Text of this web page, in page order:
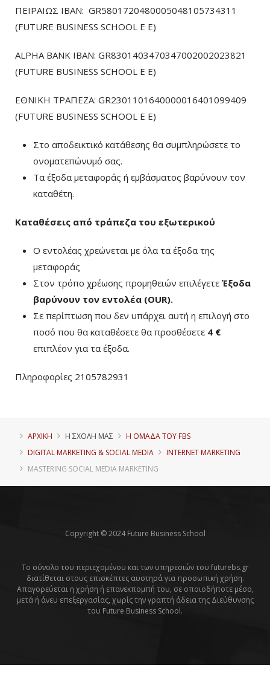
ΠΕΙΡΑΙΩΣ ΙΒΑΝ: GR5801720480005048105734311
(FUTURE BUSINESS SCHOOL E E)
ALPHA BANK IBAN: GR8301403470347002002023821
(FUTURE BUSINESS SCHOOL E E)
ΕΘΝΙΚΗ ΤΡΑΠΕΖΑ: GR2301101640000016401099409
(FUTURE BUSINESS SCHOOL E E)
Στο αποδεικτικό κατάθεσης θα συμπληρώσετε το
ονοματεπώνυμό σας.
Τα έξοδα μεταφοράς ή εμβάσματος βαρύνουν τον
καταθέτη.
Καταθέσεις από τράπεζα του εξωτερικού
Ο εντολέας χρεώνεται με όλα τα έξοδα της
μεταφοράς
Στον τρόπο χρέωσης προμηθειών επιλέγετε Έξοδα
βαρύνουν τον εντολέα (ΟUR).
Σε περίπτωση που δεν υπάρχει αυτή η επιλογή στο
ποσό που θα καταθέσετε θα προσθέσετε 4 €
επιπλέον για τα έξοδα.
Πληροφορίες 2105782931
ΑΡΧΙΚΗ Η ΣΧΟΛΗ ΜΑΣ
Η ΟΜΑΔΑ ΤΟΥ FBS
DIGITAL MARKETING & SOCIAL MEDIA
INTERNET MARKETING
MASTERING SOCIAL MEDIA MARKETING
Copyright © 2024 Future Business School
Το σύνολο του περιεχομένου και των υπηρεσιών του futurebs.gr
διατίθεται στους επισκέπτες αυστηρά για προσωπική χρήση.
Απαγορεύεται η χρήση ή επανεκπομπή του, σε οποιοδήποτε μέσο,
μετά ή άνευ επεξεργασίας, χωρίς την γραπτή άδεια της Διεύθυνσης
του Future Business School.